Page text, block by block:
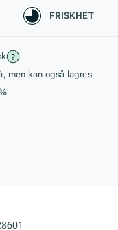
FRISKHET
og råstoff
men kan også lagres